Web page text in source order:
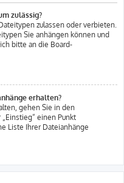
zulässig?
zulassen oder verbieten.
Sie anhängen können und
bitte an die Board-
erhalten?
gehen Sie in den
einen Punkt
Liste Ihrer Dateianhänge